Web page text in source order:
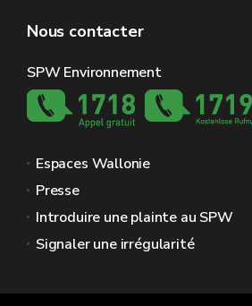
Nous contacter
SPW Environnement
Espaces Wallonie
Presse
Introduire une plainte au SPW
Signaler une irrégularité